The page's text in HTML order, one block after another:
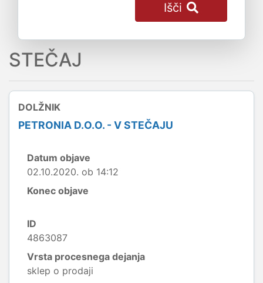
Išči
STEČAJ
DOLŽNIK
PETRONIA D.O.O. - V STEČAJU
Datum objave
02.10.2020. ob 14:12
Konec objave
ID
4863087
Vrsta procesnega dejanja
sklep o prodaji